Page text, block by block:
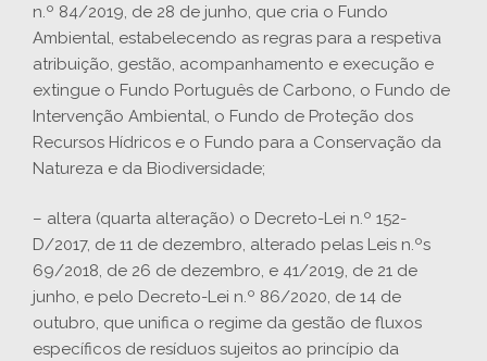
n.º 84/2019, de 28 de junho, que cria o Fundo
Ambiental, estabelecendo as regras para a respetiva
atribuição, gestão, acompanhamento e execução e
extingue o Fundo Português de Carbono, o Fundo de
Intervenção Ambiental, o Fundo de Proteção dos
Recursos Hídricos e o Fundo para a Conservação da
Natureza e da Biodiversidade;
– altera (quarta alteração) o Decreto-Lei n.º 152-
D/2017, de 11 de dezembro, alterado pelas Leis n.ºs
69/2018, de 26 de dezembro, e 41/2019, de 21 de
junho, e pelo Decreto-Lei n.º 86/2020, de 14 de
outubro, que unifica o regime da gestão de fluxos
específicos de resíduos sujeitos ao princípio da